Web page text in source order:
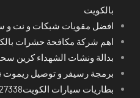
بالكويت
افضل مقويات شبكات و نت و
اهم شركة مكافحة حشرات
بدالة ونشات الشهداء كرين
برمجة رسيفر و توصيل ريموت 24 ساعة في محافظات الكويت
بطاريات سيارات الكويت52227338